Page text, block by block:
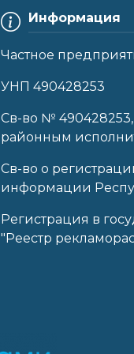
Информация
Частное
УНП 490428253
Cв-во №
районным
Св-во о
информации
Регистрация в
"Реестр